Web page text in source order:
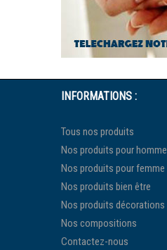
INFORMATIONS :
Tous nos produits
Nos produits pour homme
Nos produits pour femme
Nos produits bien être
Nos produits décorations
Nos compositions
Contactez-nous